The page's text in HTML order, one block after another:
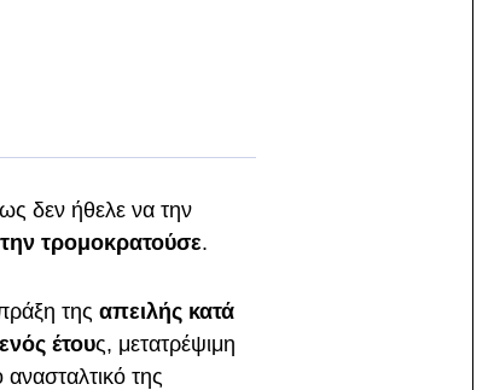
δεν ήθελε να την
την τρομοκρατούσε.
της απειλής κατά
έτους, μετατρέψιμη
της